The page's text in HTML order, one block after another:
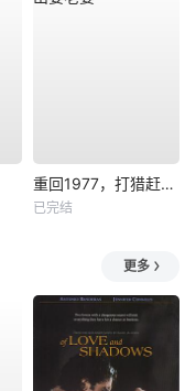
重回1977，打猎赶山娶老婆
已完结
更多